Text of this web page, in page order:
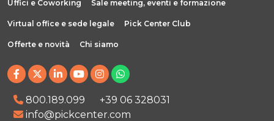
Uffici e Coworking Sale meeting, eventi e formazione
Virtual office e sede legale Pick Center Club
Offerte e novità Chi siamo
800.189.099
+39 06 328031
info@pickcenter.com